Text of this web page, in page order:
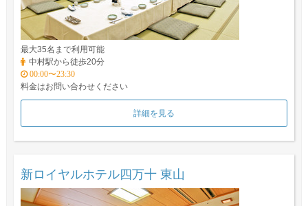
最大35名まで利用可能
中村駅から徒歩20分
00:00〜23:30
料金はお問い合わせください
詳細を見る
新ロイヤルホテル四万十 東山